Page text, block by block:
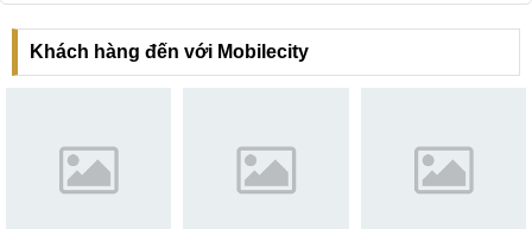
Quy trình sửa, thay Main Realme GT tại
MobileCity.
trong 40- 90p.
Khách hàng đến với Mobilecity